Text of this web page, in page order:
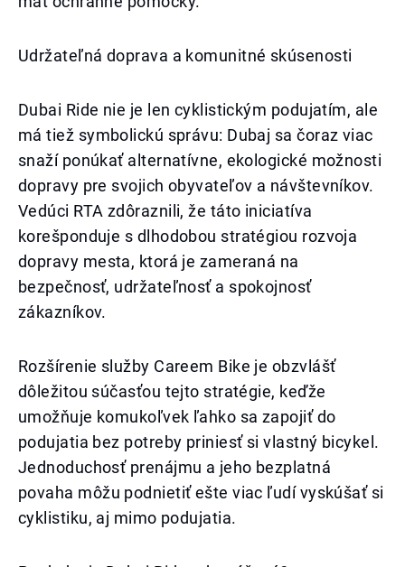
Udržateľná doprava a komunitné skúsenosti
Dubai Ride nie je len cyklistickým podujatím, ale
má tiež symbolickú správu: Dubaj sa čoraz viac
snaží ponúkať alternatívne, ekologické možnosti
dopravy pre svojich obyvateľov a návštevníkov.
Vedúci RTA zdôraznili, že táto iniciatíva
korešponduje s dlhodobou stratégiou rozvoja
dopravy mesta, ktorá je zameraná na
bezpečnosť, udržateľnosť a spokojnosť
zákazníkov.
Rozšírenie služby Careem Bike je obzvlášť
dôležitou súčasťou tejto stratégie, keďže
umožňuje komukoľvek ľahko sa zapojiť do
podujatia bez potreby priniesť si vlastný bicykel.
Jednoduchosť prenájmu a jeho bezplatná
povaha môžu podnietiť ešte viac ľudí vyskúšať si
cyklistiku, aj mimo podujatia.